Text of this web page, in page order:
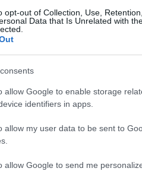
opt-out of Collection, Use,
Data that Is Unrelated with
allow Google to enable storage
identifiers in apps.
allow my user data to be sent to
allow Google to send me
ember vagyok. Ám
utána, de
magam, ha meg
Tudod, azt veszem
Várkonyitól, Vámostól,
az elmúlt húsz
amelyen halálosan
a művészethez. A
a világ legjobb
Egy őrült naplóját,